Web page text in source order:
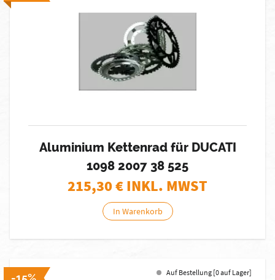
Aluminium Kettenrad für DUCATI
1098 2007 38 525
215,30€ INKL. MWST
In Warenkorb
Auf Bestellung [0 auf Lager]